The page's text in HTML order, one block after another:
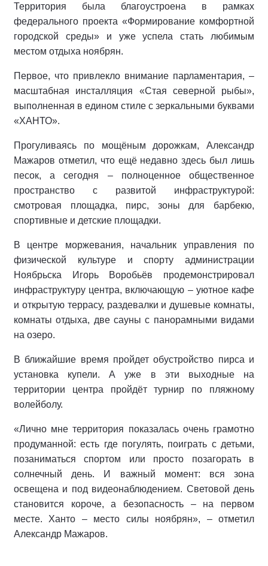
Территория была благоустроена в рамках
федерального проекта «Формирование комфортной
городской среды» и уже успела стать любимым
местом отдыха ноябрян.
Первое, что привлекло внимание парламентария, –
масштабная инсталляция «Стая северной рыбы»,
выполненная в едином стиле с зеркальными буквами
«ХАНТО».
Прогуливаясь по мощёным дорожкам, Александр
Мажаров отметил, что ещё недавно здесь был лишь
песок, а сегодня – полноценное общественное
пространство с развитой инфраструктурой:
смотровая площадка, пирс, зоны для барбекю,
спортивные и детские площадки.
В центре моржевания, начальник управления по
физической культуре и спорту администрации
Ноябрьска Игорь Воробьёв продемонстрировал
инфраструктуру центра, включающую – уютное кафе
и открытую террасу, раздевалки и душевые комнаты,
комнаты отдыха, две сауны с панорамными видами
на озеро.
В ближайшие время пройдет обустройство пирса и
установка купели. А уже в эти выходные на
территории центра пройдёт турнир по пляжному
волейболу.
«Лично мне территория показалась очень грамотно
продуманной: есть где погулять, поиграть с детьми,
позаниматься спортом или просто позагорать в
солнечный день. И важный момент: вся зона
освещена и под видеонаблюдением. Световой день
становится короче, а безопасность – на первом
месте. Ханто – место силы ноябрян», – отметил
Александр Мажаров.